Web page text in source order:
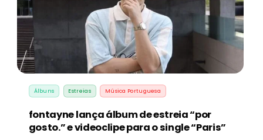
Álbuns Estreias Música Portuguesa
fontayne lança álbum de estreia “por
gosto.” e videoclipe para o single “Paris”